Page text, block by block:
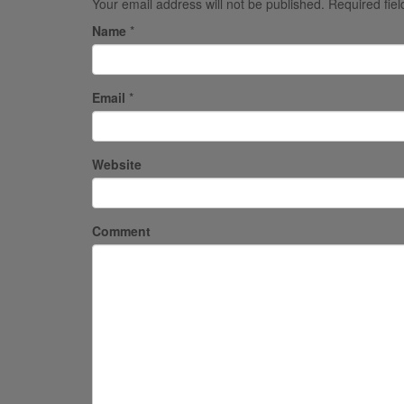
Your email address will not be published. Required
Name *
Email *
Website
Comment